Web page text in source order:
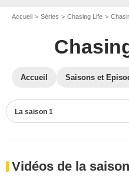
Accueil Séries Chasing Life
Accueil Saisons et
La saison 1
Vidéos de la